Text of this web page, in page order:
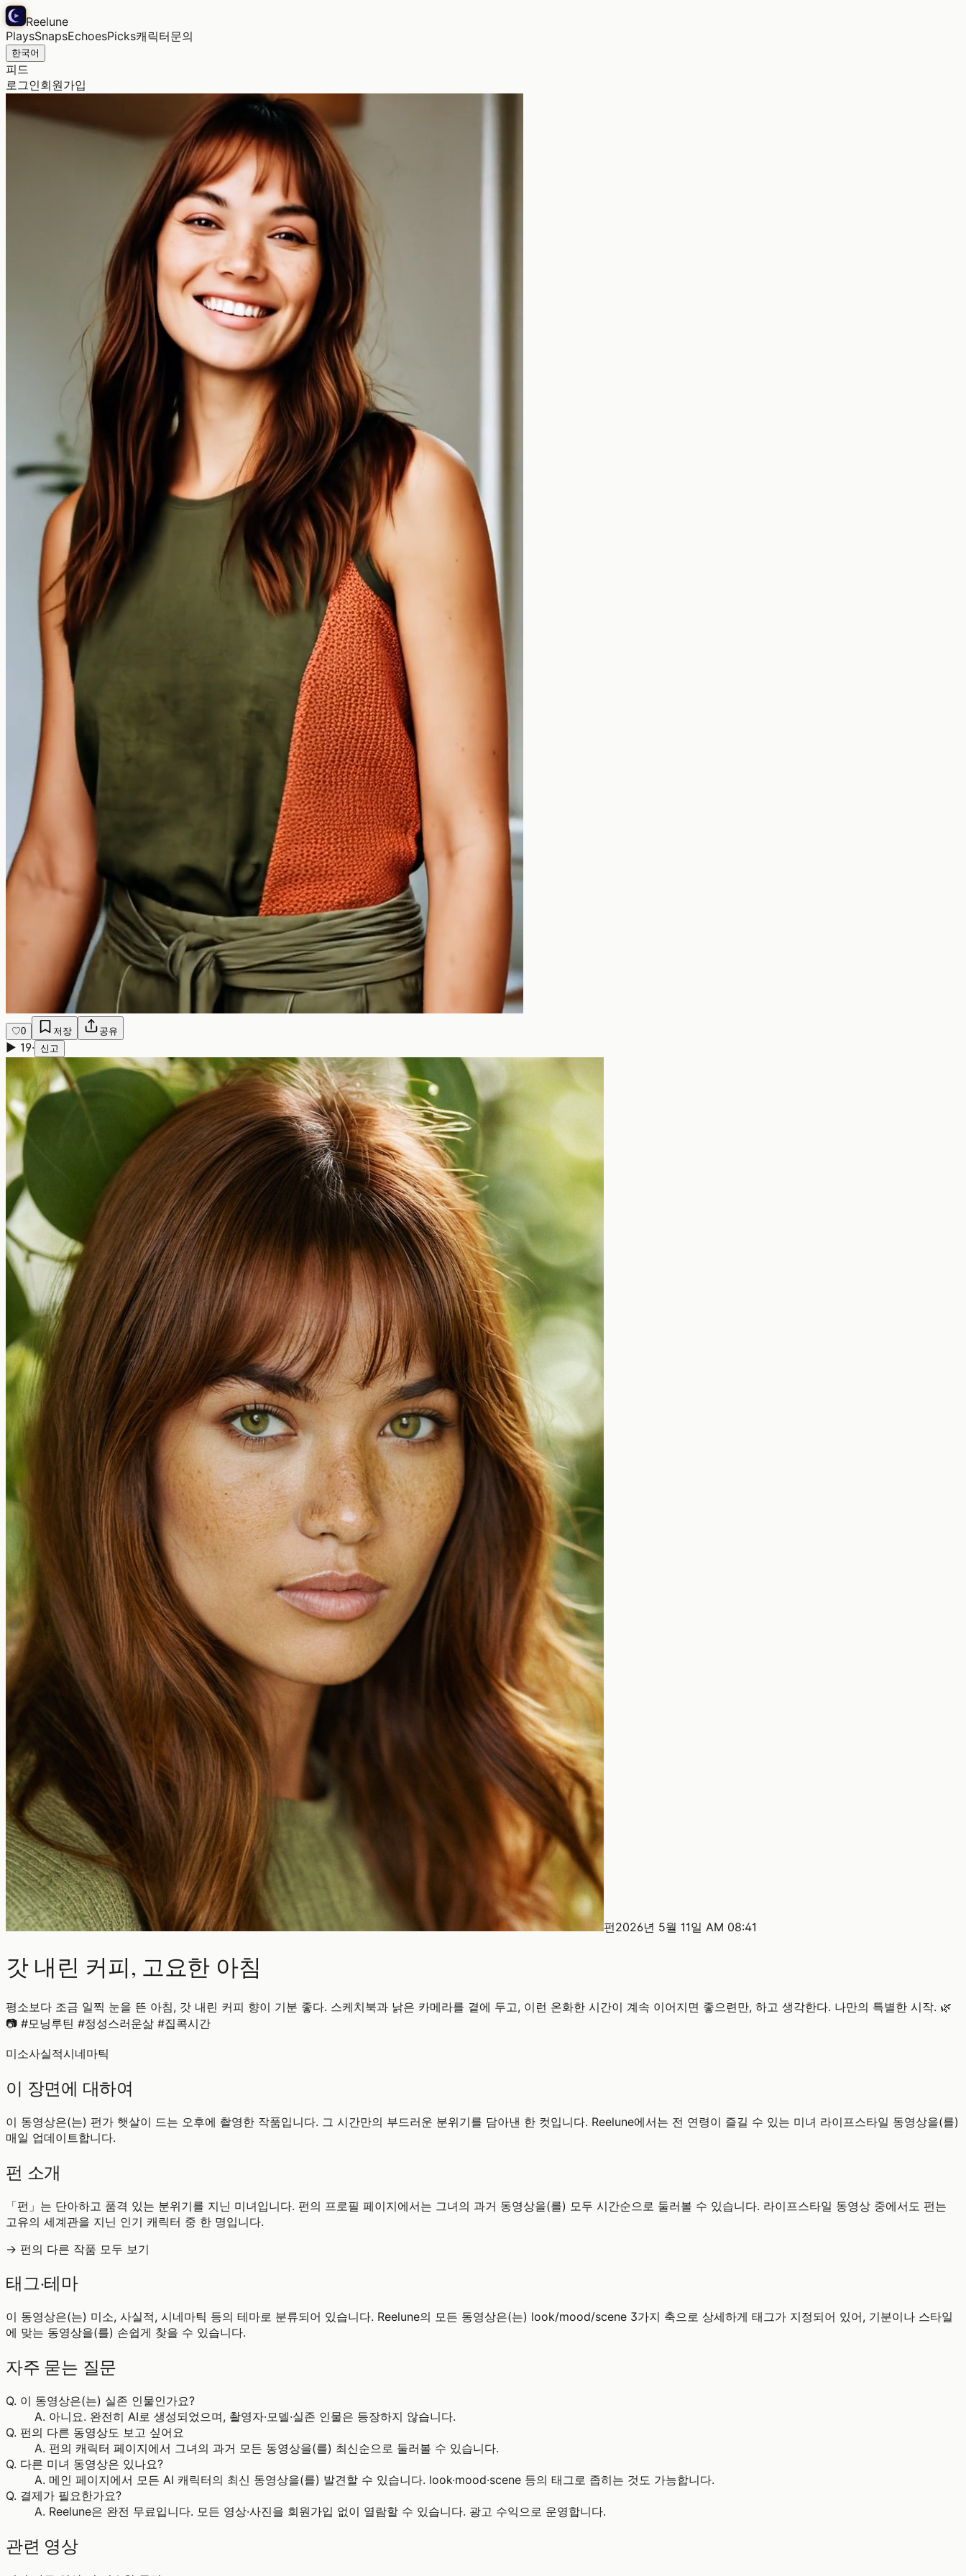
Reelune
PlaysSnapsEchoesPicks캐릭터문의
한국어
피드
로그인회원가입
♡0 저장 공유
▶ 19· 신고
펀2026년 5월 11일 AM 08:41
갓 내린 커피, 고요한 아침
평소보다 조금 일찍 눈을 뜬 아침, 갓 내린 커피 향이 기분 좋다. 스케치북과 낡은 카메라를 곁에 두고, 이런 온화한 시간이 계속 이어지면 좋으련만, 하고 생각한다. 나만의 특별한 시작. 🌿
📷 #모닝루틴 #정성스러운삶 #집콕시간
미소사실적시네마틱
이 장면에 대하여
이 동영상은(는) 펀가 햇살이 드는 오후에 촬영한 작품입니다. 그 시간만의 부드러운 분위기를 담아낸 한 컷입니다. Reelune에서는 전 연령이 즐길 수 있는 미녀 라이프스타일 동영상을(를)
매일 업데이트합니다.
펀 소개
「펀」는 단아하고 품격 있는 분위기를 지닌 미녀입니다. 펀의 프로필 페이지에서는 그녀의 과거 동영상을(를) 모두 시간순으로 둘러볼 수 있습니다. 라이프스타일 동영상 중에서도 펀는
고유의 세계관을 지닌 인기 캐릭터 중 한 명입니다.
→ 펀의 다른 작품 모두 보기
태그·테마
이 동영상은(는) 미소, 사실적, 시네마틱 등의 테마로 분류되어 있습니다. Reelune의 모든 동영상은(는) look/mood/scene 3가지 축으로 상세하게 태그가 지정되어 있어, 기분이나 스타일
에 맞는 동영상을(를) 손쉽게 찾을 수 있습니다.
자주 묻는 질문
Q. 이 동영상은(는) 실존 인물인가요?
A. 아니요. 완전히 AI로 생성되었으며, 촬영자·모델·실존 인물은 등장하지 않습니다.
Q. 펀의 다른 동영상도 보고 싶어요
A. 펀의 캐릭터 페이지에서 그녀의 과거 모든 동영상을(를) 최신순으로 둘러볼 수 있습니다.
Q. 다른 미녀 동영상은 있나요?
A. 메인 페이지에서 모든 AI 캐릭터의 최신 동영상을(를) 발견할 수 있습니다. look·mood·scene 등의 태그로 좁히는 것도 가능합니다.
Q. 결제가 필요한가요?
A. Reelune은 완전 무료입니다. 모든 영상·사진을 회원가입 없이 열람할 수 있습니다. 광고 수익으로 운영합니다.
관련 영상